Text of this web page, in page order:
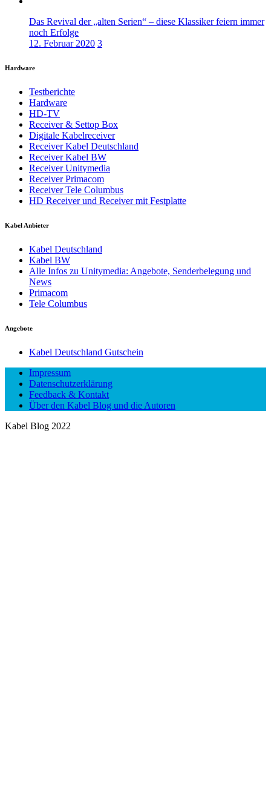
Das Revival der „alten Serien“ – diese Klassiker feiern immer
noch Erfolge
12. Februar 2020 3
Hardware
Testberichte
Hardware
HD-TV
Receiver & Settop Box
Digitale Kabelreceiver
Receiver Kabel Deutschland
Receiver Kabel BW
Receiver Unitymedia
Receiver Primacom
Receiver Tele Columbus
HD Receiver und Receiver mit Festplatte
Kabel Anbieter
Kabel Deutschland
Kabel BW
Alle Infos zu Unitymedia: Angebote, Senderbelegung und
News
Primacom
Tele Columbus
Angebote
Kabel Deutschland Gutschein
Impressum
Datenschutzerklärung
Feedback & Kontakt
Über den Kabel Blog und die Autoren
Kabel Blog 2022